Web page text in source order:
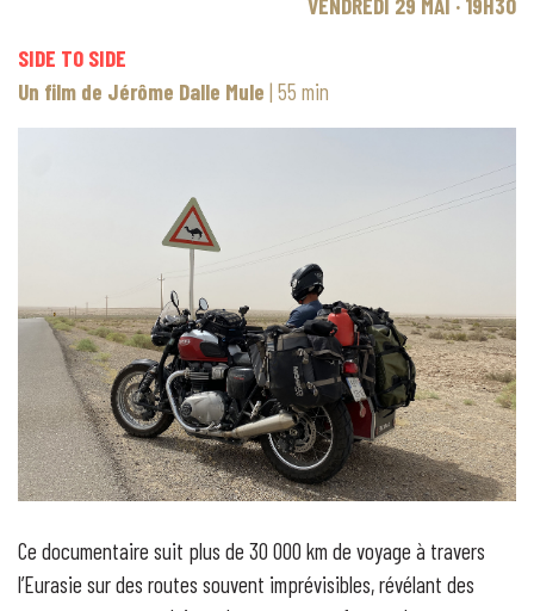
SIDE TO SIDE
Un film de Jérôme Dalle Mule | 55 min
Ce documentaire suit plus de 30 000 km de voyage à travers
l’Eurasie sur des routes souvent imprévisibles, révélant des